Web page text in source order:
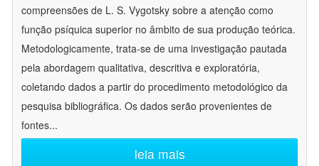
compreensões de L. S. Vygotsky sobre a atenção como
função psíquica superior no âmbito de sua produção teórica.
Metodologicamente, trata-se de uma investigação pautada
pela abordagem qualitativa, descritiva e exploratória,
coletando dados a partir do procedimento metodológico da
pesquisa bibliográfica. Os dados serão provenientes de
fontes...
leia mais